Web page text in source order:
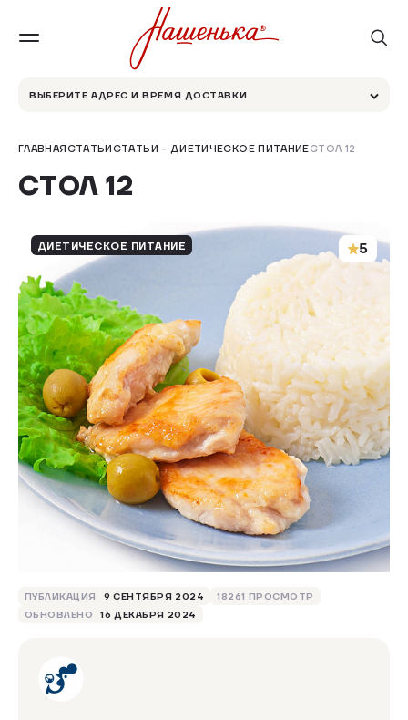
ВЫБЕРИТЕ АДРЕС И ВРЕМЯ ДОСТАВКИ
ГЛАВНАЯСТАТЬИСТАТЬИ - ДИЕТИЧЕСКОЕ ПИТАНИЕСТОЛ 12
СТОЛ 12
ДИЕТИЧЕСКОЕ ПИТАНИЕ 5
ПУБЛИКАЦИЯ 9 СЕНТЯБРЯ 2024
18261 ПРОСМОТР
ОБНОВЛЕНО
16 ДЕКАБРЯ 2024